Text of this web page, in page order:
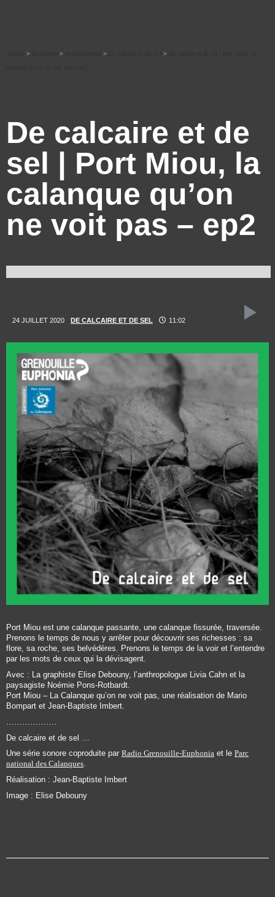
> > > >
De calcaire et de
sel | Port Miou, la
calanque qu’on
ne voit pas – ep2
24 JUILLET 2020 DE CALCAIRE ET DE SEL 11:02
Port Miou est une calanque passante, une calanque fissurée, traversée.
Prenons le temps de nous y arrêter pour découvrir ses richesses : sa
flore, sa roche, ses belvédères. Prenons le temps de la voir et l’entendre
par les mots de ceux qui la dévisagent.
Avec : La graphiste Elise Debouny, l’anthropologue Livia Cahn et la
paysagiste Noémie Pons-Rotbardt.
Port Miou – La Calanque qu’on ne voit pas, une réalisation de Mario
Bompart et Jean-Baptiste Imbert.
De calcaire et de sel …
Une série sonore coproduite par Radio Grenouille-Euphonia et le Parc
national des Calanques.
Réalisation : Jean-Baptiste Imbert
Image : Elise Debouny